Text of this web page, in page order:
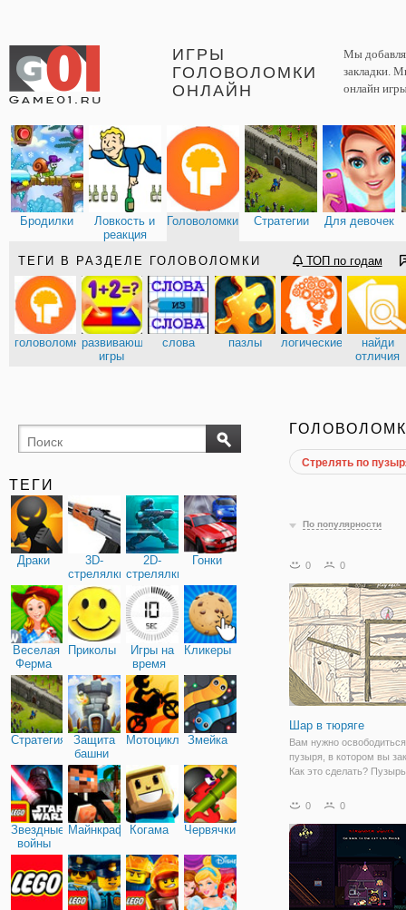
ИГРЫ
ГОЛОВОЛОМКИ
ОНЛАЙН
Мы
закладки.
онлайн
Бродилки
Ловкость и
реакция
Головоломки Стратегии Для девочек
ТЕГИ В РАЗДЕЛЕ ГОЛОВОЛОМКИ ТОП по годам
головоломкиразвивающие
игры
слова пазлы логические
найди
отличия
предметов
ТЕГИ
Драки
3D-
стрелялки
2D-
стрелялки
Гонки
Веселая
Ферма
Приколы
Игры на
время
Кликеры
Стратегия
Защита
башни
МотоциклыЗмейка
Звездные
войны
МайнкрафтКогама Червячки
Стрелять по
По популярности
0 0
Шар в тюряге
Вам нужно
пузыря, в котором вы
Как это сделать?
находится в стене.
множеством
головоломки. Вы также
0 0